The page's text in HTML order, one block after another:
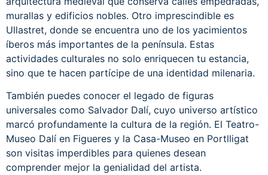
murallas y edificios nobles. Otro imprescindible es
Ullastret, donde se encuentra uno de los yacimientos
íberos más importantes de la península. Estas
actividades culturales no solo enriquecen tu estancia,
sino que te hacen partícipe de una identidad milenaria.
También puedes conocer el legado de figuras
universales como Salvador Dalí, cuyo universo artístico
marcó profundamente la cultura de la región. El Teatro-
Museo Dalí en Figueres y la Casa-Museo en Portlligat
son visitas imperdibles para quienes desean
comprender mejor la genialidad del artista.